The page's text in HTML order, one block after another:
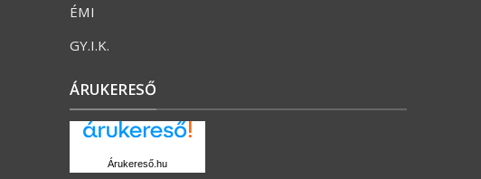
ÉMI
GY.I.K.
ÁRUKERESŐ
Árukereső.hu